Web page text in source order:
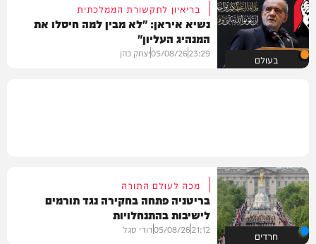
בעולם
בריאיון לתקשורת הממלכתית
נשיא איראן: "לא מבין למה חיסלו את
המנהיג העליון"
23:29
05/08/26יצחק כהן
חרדים
מכה לעולם התורה
בריטניה פתחה בחקירה נגד תורמים
לישיבות בהתנחלויות
21:12
05/08/26דודי סגל